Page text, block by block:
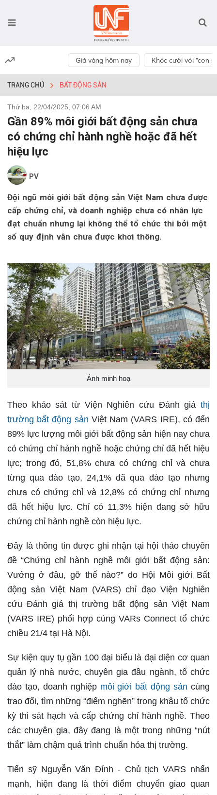
Giá vàng hôm nay Khóc cười với “cơn
TRANG CHỦ BẤT ĐỘNG SẢN
Thứ ba, 22/04/2025, 07:06 AM
Gần 89% môi giới bất động sản chưa
có chứng chỉ hành nghề hoặc đã hết
hiệu lực
PV
Đội ngũ môi giới bất động sản Việt Nam chưa được
cấp chứng chỉ, và doanh nghiệp chưa có nhân lực
đạt chuẩn nhưng lại không thể tổ chức thi bởi một
số quy định vẫn chưa được khơi thông.
Ảnh minh hoạ
Theo khảo sát từ Viện Nghiên cứu Đánh giá thị
trường bất động sản Việt Nam (VARS IRE), có đến
89% lực lượng môi giới bất động sản hiện nay chưa
có chứng chỉ hành nghề hoặc chứng chỉ đã hết hiệu
lực; trong đó, 51,8% chưa có chứng chỉ và chưa
từng qua đào tạo, 24,1% đã qua đào tạo nhưng
chưa có chứng chỉ và 12,8% có chứng chỉ nhưng
đã hết hiệu lực. Chỉ có 11,3% hiện đang sở hữu
chứng chỉ hành nghề còn hiệu lực.
Đây là thông tin được ghi nhận tại hội thảo chuyên
đề “Chứng chỉ hành nghề môi giới bất động sản:
Vướng ở đâu, gỡ thế nào?” do Hội Môi giới Bất
động sản Việt Nam (VARS) chỉ đạo Viện Nghiên
cứu Đánh giá thị trường bất động sản Việt Nam
(VARS IRE) phối hợp cùng VARs Connect tổ chức
chiều 21/4 tại Hà Nội.
Sự kiện quy tụ gần 100 đại biểu là đại diện cơ quan
quản lý nhà nước, chuyên gia đầu ngành, tổ chức
đào tạo, doanh nghiệp môi giới bất động sản cùng
trao đổi, tìm những “điểm nghẽn” trong khâu tổ chức
kỳ thi sát hạch và cấp chứng chỉ hành nghề. Theo
các chuyên gia, đây đang là một trong những “nút
thắt” làm chậm quá trình chuẩn hóa thị trường.
Tiến sỹ Nguyễn Văn Đính - Chủ tịch VARS nhấn
mạnh, hiện đang là thời điểm chuyển giao quan